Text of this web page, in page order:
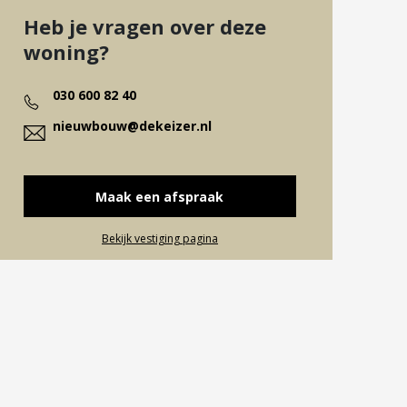
Heb je vragen over deze
woning?
030 600 82 40
nieuwbouw@dekeizer.nl
Maak een afspraak
Bekijk vestiging pagina